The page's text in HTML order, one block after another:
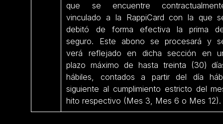
que se encuentre
vinculado a la RappiCard con la que
debitó de forma efectiva la prima
seguro. Este abono se procesará y
verá reflejado en dicha sección en
plazo máximo de hasta treinta (30)
hábiles, contados a partir del día
siguiente al cumplimiento estricto del
hito respectivo (Mes 3, Mes 6 o Mes 12).